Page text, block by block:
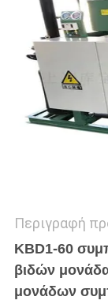
SITEMAP
ΠΟΛΙΤΙΚΉ
Περιγραφή
KBD1-60
βιδών
μονάδων